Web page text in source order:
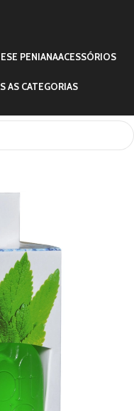
PENIANAACESSÓRIOS
AS CATEGORIAS